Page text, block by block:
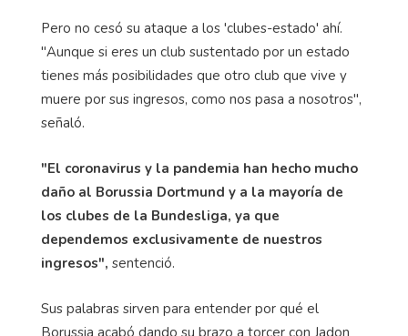
Pero no cesó su ataque a los 'clubes-estado' ahí.
"Aunque si eres un club sustentado por un estado
tienes más posibilidades que otro club que vive y
muere por sus ingresos, como nos pasa a nosotros",
señaló.
"El coronavirus y la pandemia han hecho mucho
daño al Borussia Dortmund y a la mayoría de
los clubes de la Bundesliga, ya que
dependemos exclusivamente de nuestros
ingresos", sentenció.
Sus palabras sirven para entender por qué el
Borussia acabó dando su brazo a torcer con Jadon